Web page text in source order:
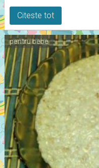
Citeste tot
pentru bebe